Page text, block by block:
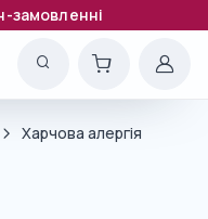
замовленні
Харчова алергія